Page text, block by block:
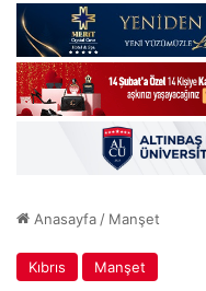
Anasayfa / Manşet
Kıbrıs Manşet